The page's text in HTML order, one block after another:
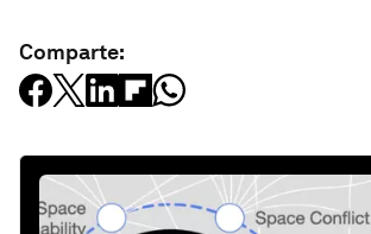
Comparte: